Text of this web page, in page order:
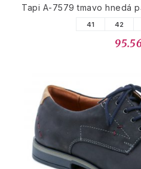
Tapi A-7579 tmavo hnedá
41 42